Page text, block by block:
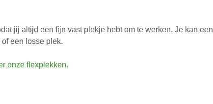
jij altijd een fijn vast plekje hebt om te werken. Je kan een
een losse plek.
onze flexplekken.